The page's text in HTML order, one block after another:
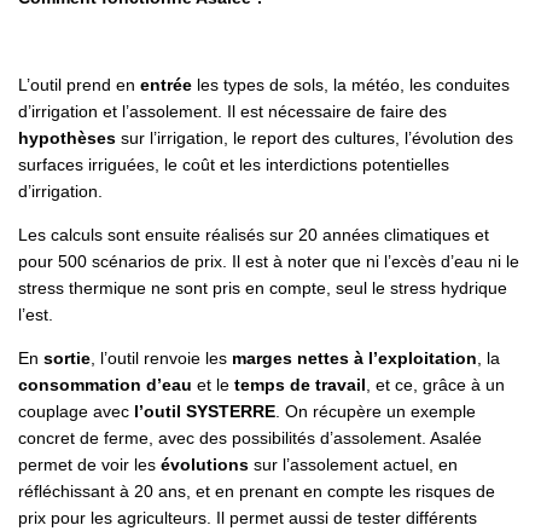
L’outil prend en entrée les types de sols, la météo, les conduites
d’irrigation et l’assolement. Il est nécessaire de faire des
hypothèses sur l’irrigation, le report des cultures, l’évolution des
surfaces irriguées, le coût et les interdictions potentielles
d’irrigation.
Les calculs sont ensuite réalisés sur 20 années climatiques et
pour 500 scénarios de prix. Il est à noter que ni l’excès d’eau ni le
stress thermique ne sont pris en compte, seul le stress hydrique
l’est.
En sortie , l’outil renvoie les marges nettes à l’exploitation , la
consommation d’eau et le temps de travail , et ce, grâce à un
couplage avec l’outil SYSTERRE . On récupère un exemple
concret de ferme, avec des possibilités d’assolement. Asalée
permet de voir les évolutions sur l’assolement actuel, en
réfléchissant à 20 ans, et en prenant en compte les risques de
prix pour les agriculteurs. Il permet aussi de tester différents